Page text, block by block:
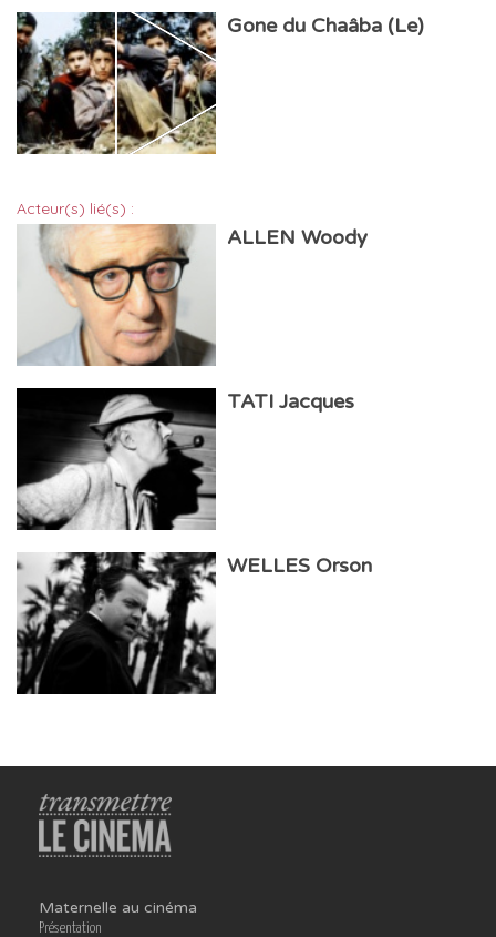
Gone du Chaâba (Le)
Acteur(s) lié(s) :
ALLEN Woody
TATI Jacques
WELLES Orson
Maternelle au cinéma
Présentation